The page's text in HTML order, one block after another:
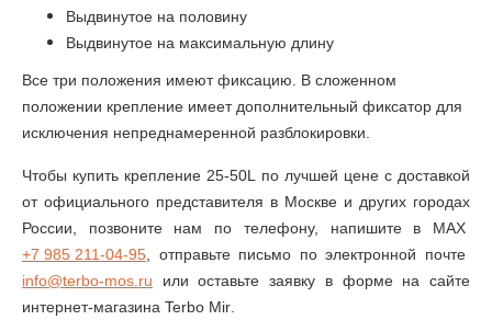
Выдвинутое на половину
Выдвинутое на максимальную длину
Все три положения имеют фиксацию. В сложенном
положении крепление имеет дополнительный фиксатор для
исключения непреднамеренной разблокировки.
Чтобы купить крепление 25-50L
по лучшей цене с доставкой
от официального представителя в Москве и других городах
России, позвоните нам по телефону, напишите в MAX
+7 985 211-04-95 , отправьте письмо по электронной почте
info@terbo-mos ru или оставьте заявку в форме на сайте
интернет-магазина Terbo Mir